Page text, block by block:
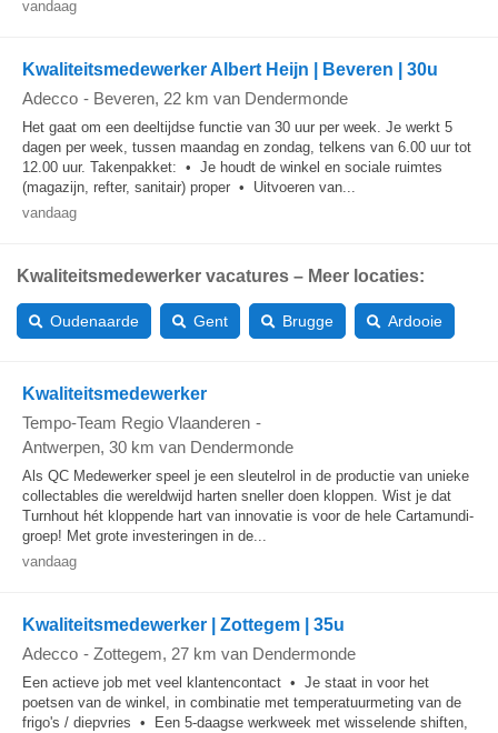
vandaag
Kwaliteitsmedewerker Albert Heijn | Beveren | 30u
Adecco - Beveren, 22 km van Dendermonde
Het gaat om een deeltijdse functie van 30 uur per week. Je werkt 5
dagen per week, tussen maandag en zondag, telkens van 6.00 uur tot
12.00 uur. Takenpakket: • Je houdt de winkel en sociale ruimtes
(magazijn, refter, sanitair) proper • Uitvoeren van...
vandaag
Kwaliteitsmedewerker vacatures – Meer locaties:
Oudenaarde Gent Brugge Ardooie
Kwaliteitsmedewerker
Tempo-Team Regio Vlaanderen -
Antwerpen, 30 km van Dendermonde
Als QC Medewerker speel je een sleutelrol in de productie van unieke
collectables die wereldwijd harten sneller doen kloppen. Wist je dat
Turnhout hét kloppende hart van innovatie is voor de hele Cartamundi-
groep! Met grote investeringen in de...
vandaag
Kwaliteitsmedewerker | Zottegem | 35u
Adecco - Zottegem, 27 km van Dendermonde
Een actieve job met veel klantencontact • Je staat in voor het
poetsen van de winkel, in combinatie met temperatuurmeting van de
frigo's / diepvries • Een 5-daagse werkweek met wisselende shiften,